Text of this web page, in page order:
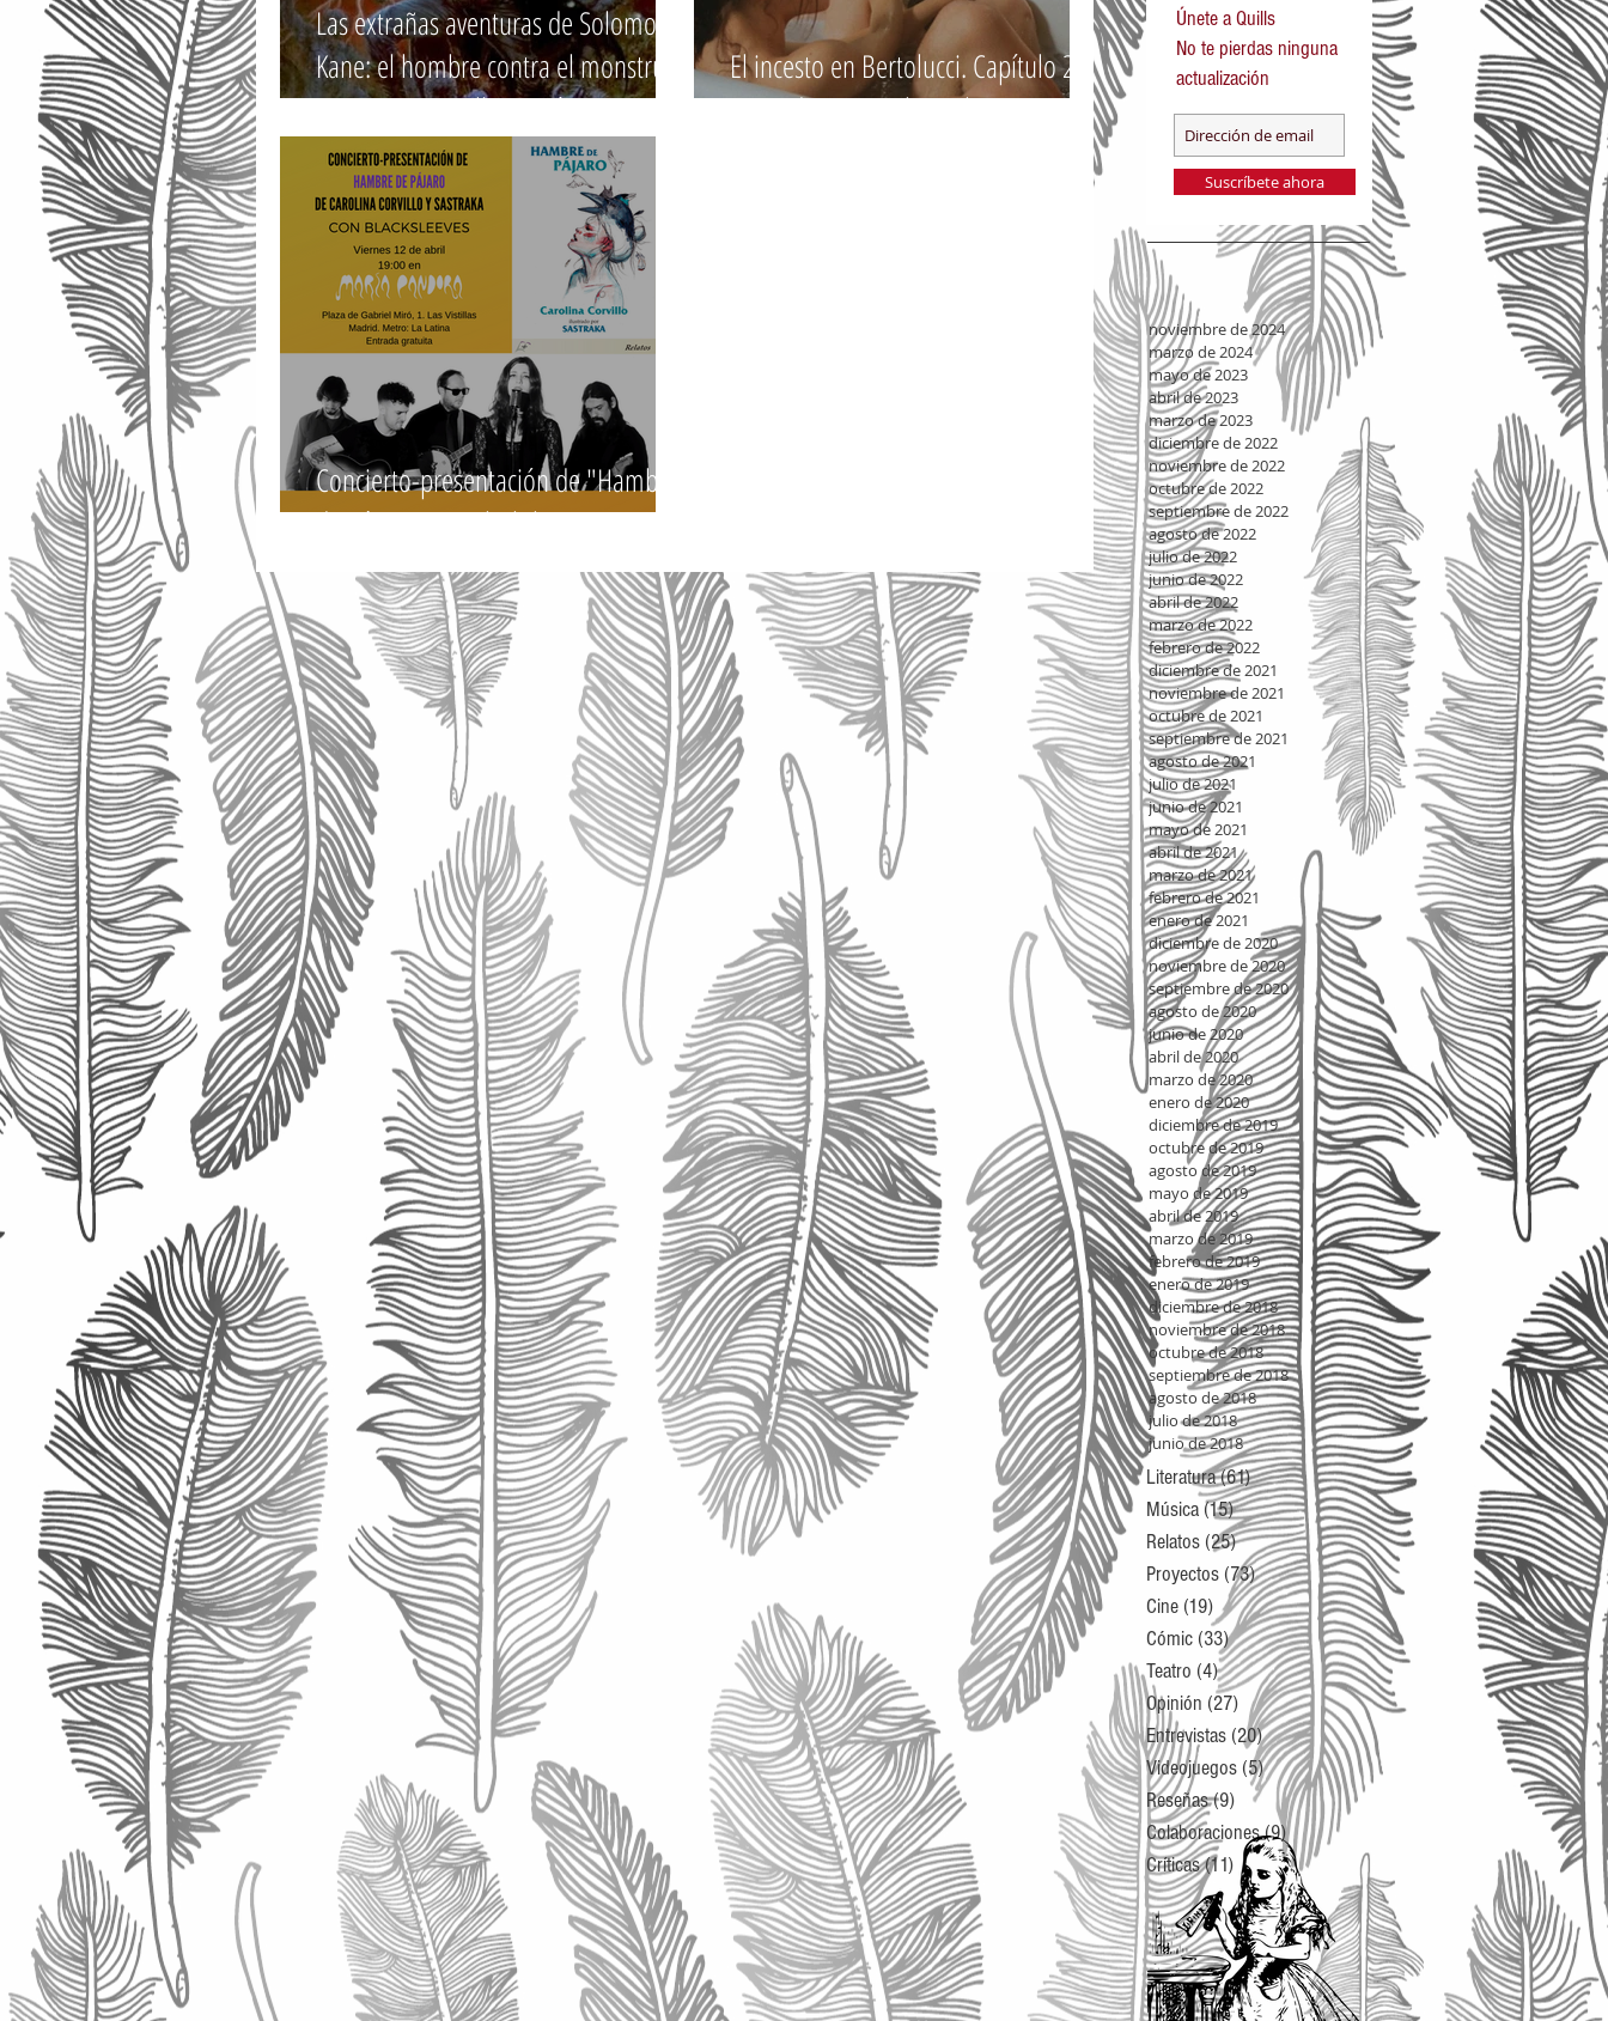
Las extrañas aventuras de Solomon
Kane: el hombre contra el monstruo.
Por Sergio Corvillo Martín
El incesto en Bertolucci. Capítulo 2.
"Soñadores" o "The Holy Innocents"
Concierto-presentación de "Hambre
de Pájaro" con Blacksleeves.
Únete a Quills
No te pierdas ninguna
actualización
Suscríbete ahora
noviembre de 2024
marzo de 2024
mayo de 2023
abril de 2023
marzo de 2023
diciembre de 2022
noviembre de 2022
octubre de 2022
septiembre de 2022
agosto de 2022
julio de 2022
junio de 2022
abril de 2022
marzo de 2022
febrero de 2022
diciembre de 2021
noviembre de 2021
octubre de 2021
septiembre de 2021
agosto de 2021
julio de 2021
junio de 2021
mayo de 2021
abril de 2021
marzo de 2021
febrero de 2021
enero de 2021
diciembre de 2020
noviembre de 2020
septiembre de 2020
agosto de 2020
junio de 2020
abril de 2020
marzo de 2020
enero de 2020
diciembre de 2019
octubre de 2019
agosto de 2019
mayo de 2019
abril de 2019
marzo de 2019
febrero de 2019
enero de 2019
diciembre de 2018
noviembre de 2018
octubre de 2018
septiembre de 2018
agosto de 2018
julio de 2018
junio de 2018
Literatura(61)61 entradas
Música (15)15 entradas
Relatos (25)25 entradas
Proyectos (73)73 entradas
Cine (19) 19 entradas
Cómic (33)33 entradas
Teatro (4)4 entradas
Opinión (27) 27 entradas
Entrevistas (20)20 entradas
Videojuegos (5)5 entradas
Reseñas(9) 9 entradas
Colaboraciones(9)9 entradas
Críticas(11) 11 entradas